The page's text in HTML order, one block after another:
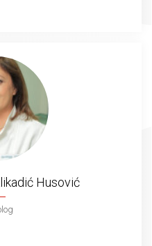
Husović